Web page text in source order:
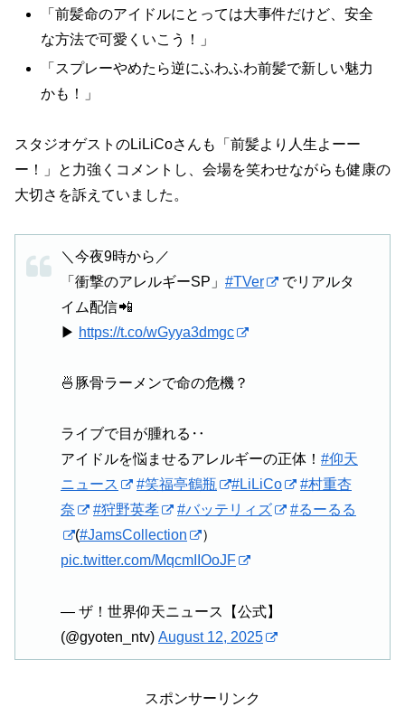
「前髪命のアイドルにとっては大事件だけど、安全
な方法で可愛くいこう！」
「スプレーやめたら逆にふわふわ前髪で新しい魅力
かも！」
スタジオゲストのLiLiCoさんも「前髪より人生よーー
ー！」と力強くコメントし、会場を笑わせながらも健康の
大切さを訴えていました。
＼今夜9時から／
「衝撃のアレルギーSP」 #TVer
でリアルタ
イム配信📲
▶︎ https://t.co/wGyya3dmgc
🍜豚骨ラーメンで命の危機？
ライブで目が腫れる‥
アイドルを悩ませるアレルギーの正体！ #仰天
ニュース
#笑福亭鶴瓶 #LiLiCo
#村重杏
奈
#狩野英孝 #バッテリィズ
#るーるる
(#JamsCollection
）
pic.twitter.com/MqcmIIOoJF
— ザ！世界仰天ニュース【公式】
(@gyoten_ntv) August 12, 2025
スポンサーリンク